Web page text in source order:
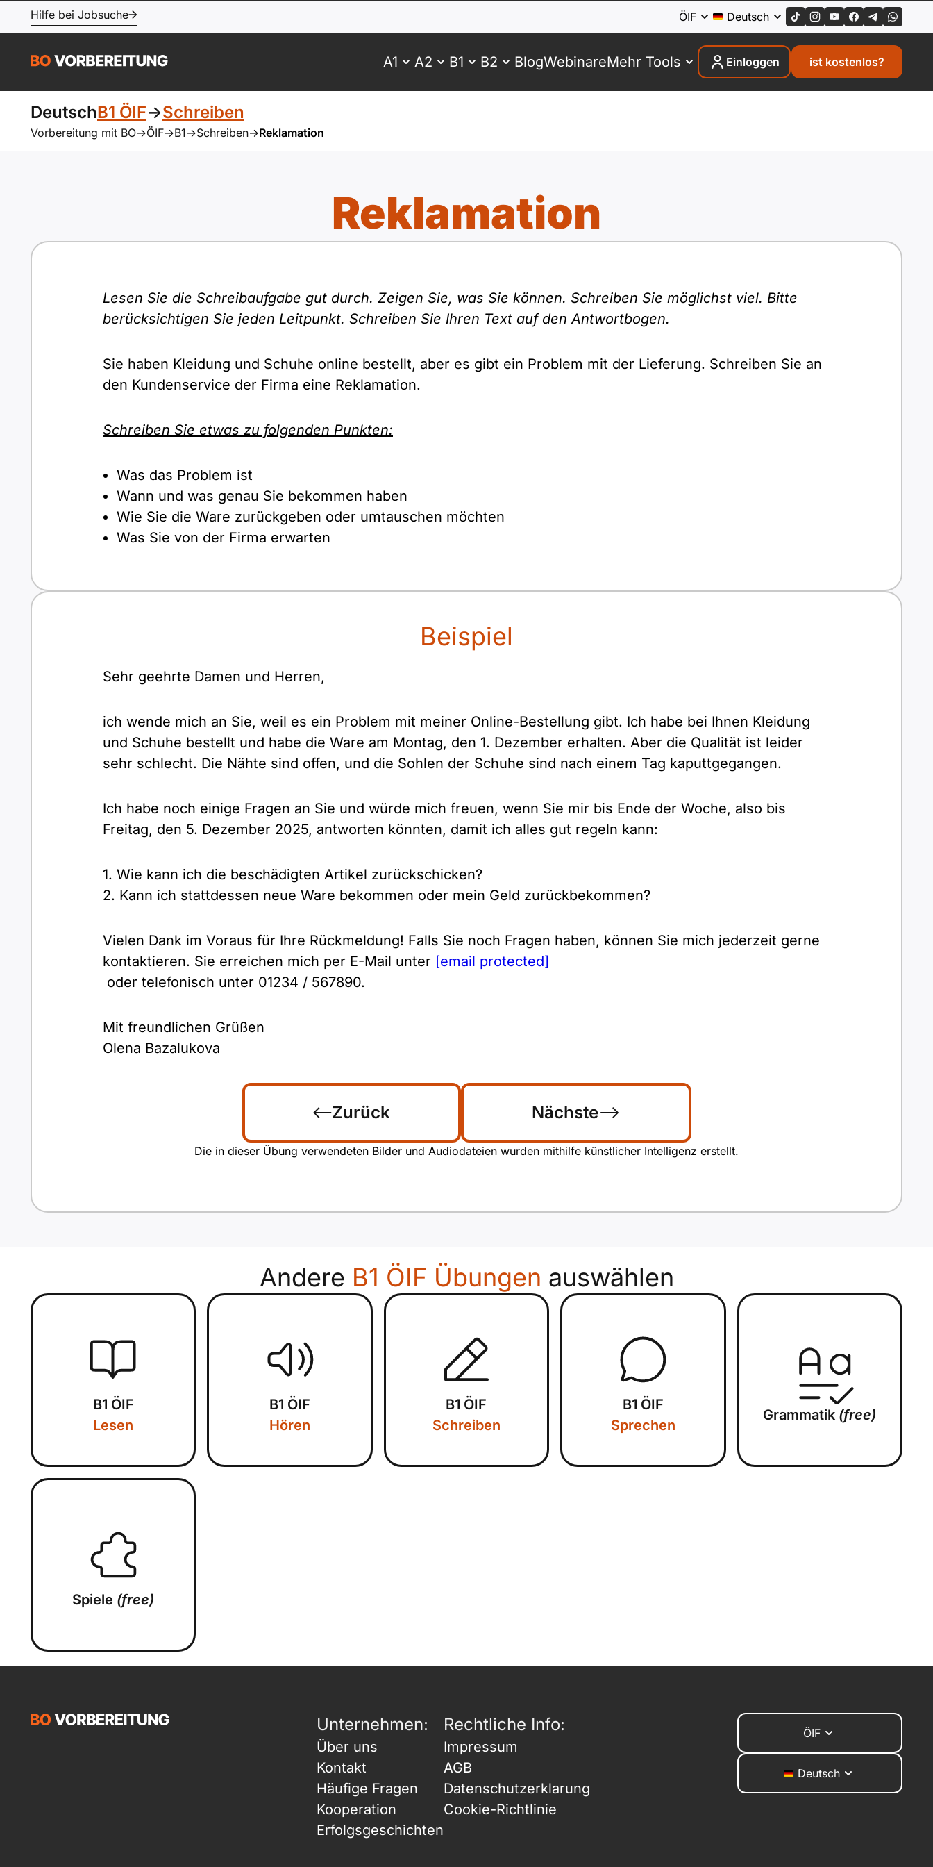
Hilfe bei Jobsuche ÖIF Deutsch
A1 A2 B1 B2 BlogWebinareMehr Tools Einloggen ist kostenlos?
DeutschB1 ÖIF->Schreiben
Vorbereitung mit BO->ÖIF->B1->Schreiben->Reklamation
Reklamation
Lesen Sie die Schreibaufgabe gut durch. Zeigen Sie, was Sie können. Schreiben Sie möglichst viel. Bitte
berücksichtigen Sie jeden Leitpunkt. Schreiben Sie Ihren Text auf den Antwortbogen.
Sie haben Kleidung und Schuhe online bestellt, aber es gibt ein Problem mit der Lieferung. Schreiben Sie an
den Kundenservice der Firma eine Reklamation.
Schreiben Sie etwas zu folgenden Punkten:
Was das Problem ist
Wann und was genau Sie bekommen haben
Wie Sie die Ware zurückgeben oder umtauschen möchten
Was Sie von der Firma erwarten
Beispiel
Sehr geehrte Damen und Herren,
ich wende mich an Sie, weil es ein Problem mit meiner Online-Bestellung gibt. Ich habe bei Ihnen Kleidung
und Schuhe bestellt und habe die Ware am Montag, den 1. Dezember erhalten. Aber die Qualität ist leider
sehr schlecht. Die Nähte sind offen, und die Sohlen der Schuhe sind nach einem Tag kaputtgegangen.
Ich habe noch einige Fragen an Sie und würde mich freuen, wenn Sie mir bis Ende der Woche, also bis
Freitag, den 5. Dezember 2025, antworten könnten, damit ich alles gut regeln kann:
1. Wie kann ich die beschädigten Artikel zurückschicken?
2. Kann ich stattdessen neue Ware bekommen oder mein Geld zurückbekommen?
Vielen Dank im Voraus für Ihre Rückmeldung! Falls Sie noch Fragen haben, können Sie mich jederzeit gerne
kontaktieren. Sie erreichen mich per E-Mail unter [email protected]
oder telefonisch unter 01234 / 567890.
Mit freundlichen Grüßen
Olena Bazalukova
Zurück Nächste
Die in dieser Übung verwendeten Bilder und Audiodateien wurden mithilfe künstlicher Intelligenz erstellt.
Andere B1 ÖIF Übungen auswählen
B1 ÖIF
Lesen
B1 ÖIF
Hören
B1 ÖIF
Schreiben
B1 ÖIF
Sprechen
Grammatik (free)
Spiele (free)
Unternehmen:
Über uns
Kontakt
Häufige Fragen
Kooperation
Erfolgsgeschichten
Rechtliche Info:
Impressum
AGB
Datenschutzerklarung
Cookie-Richtlinie
ÖIF
Deutsch